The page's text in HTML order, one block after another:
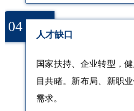
04
人才缺口
国家扶持、企业转型，
目共睹。新布局、新职
需求。